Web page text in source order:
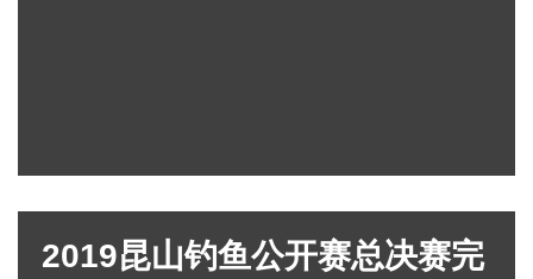
2019昆山钓鱼公开赛总决赛完